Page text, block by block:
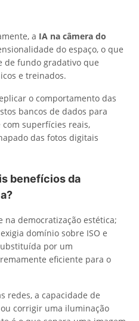
a IA na câmera do
do espaço, o que
de fundo gradativo que
e treinados.
o comportamento das
bancos de dados para
superfícies reais,
das fotos digitais
benefícios da
na democratização estética;
domínio sobre ISO e
por um
eficiente para o
redes, a capacidade de
corrigir uma iluminação